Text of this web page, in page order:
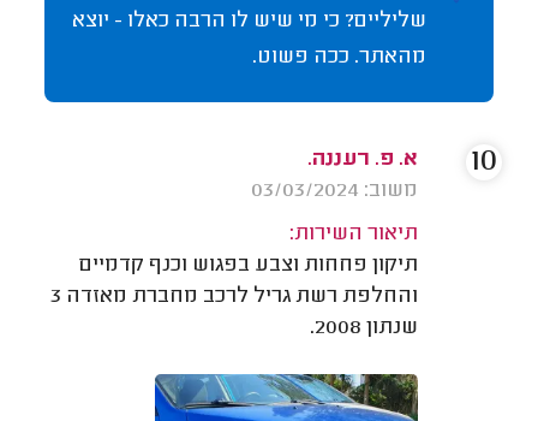
שליליים? כי מי שיש לו הרבה כאלו - יוצא
מהאתר. ככה פשוט.
א. פ. רעננה.
משוב: 03/03/2024
תיאור השירות:
תיקון פחחות וצבע בפגוש וכנף קדמיים
והחלפת רשת גריל לרכב מחברת מאזדה 3
שנתון 2008.
10